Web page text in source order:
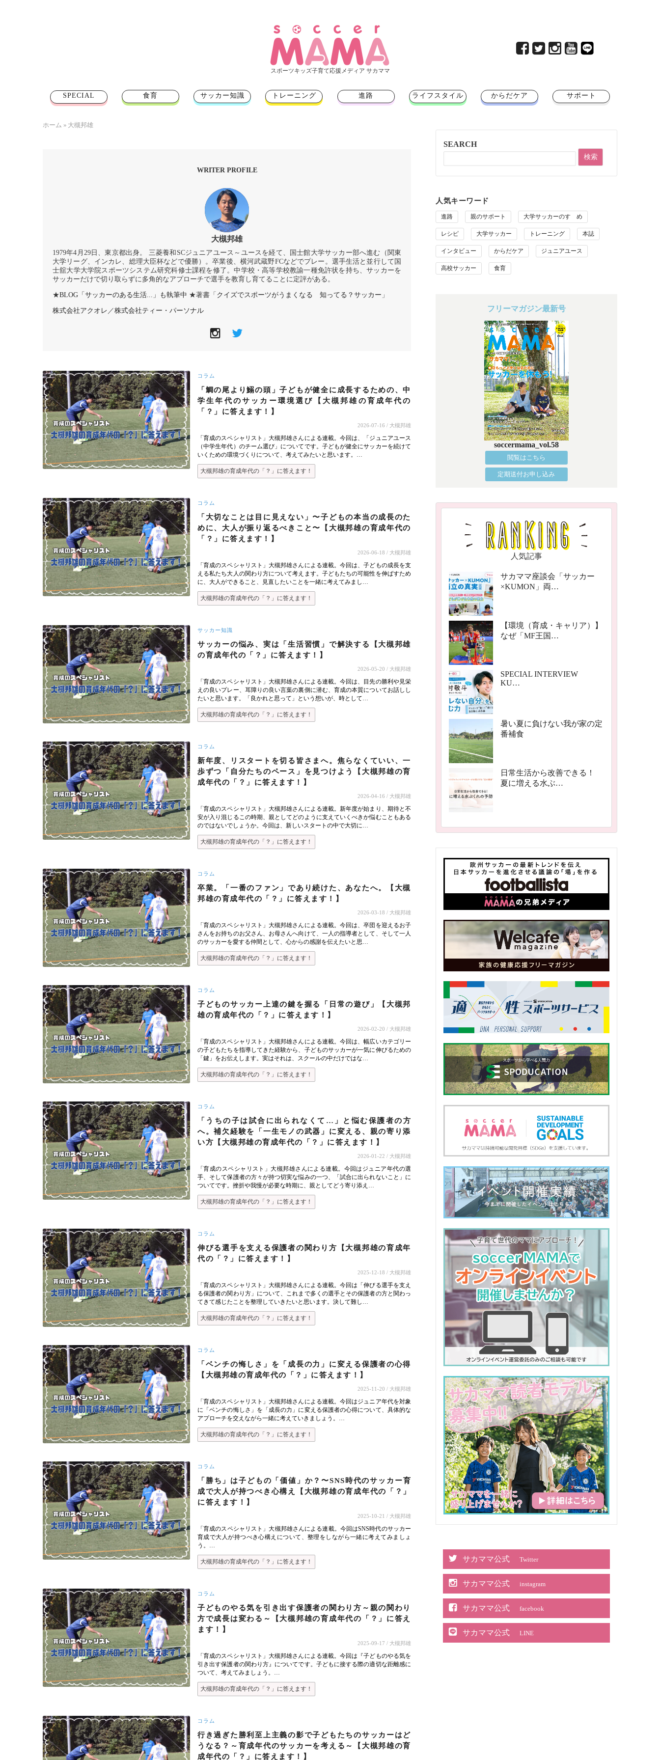
スポーツキッズ子育て応援メディア サカママ
SPECIAL 食育 サッカー知識 トレーニング 進路 ライフスタイル からだケア サポート
ホーム » 大槻邦雄
WRITER PROFILE
大槻邦雄
1979年4月29日、東京都出身。 三菱養和SCジュニアユース～ユースを経て、国士館大学サッカー部へ進む（関東
大学リーグ、インカレ、総理大臣杯などで優勝）。卒業後、横河武蔵野FCなどでプレー。選手生活と並行して国
士舘大学大学院スポーツシステム研究科修士課程を修了。中学校・高等学校教諭一種免許状を持ち、サッカーを
サッカーだけで切り取らずに多角的なアプローチで選手を教育し育てることに定評がある。
★BLOG「サッカーのある生活...」も執筆中 ★著書「 クイズでスポーツがうまくなる 知ってる？サッカー 」
株式会社アクオレ ／株式会社ティー・パーソナル
コラム
「鯛の尾より鰯の頭」子どもが健全に成長するための、中
学生年代のサッカー環境選び【大槻邦雄の育成年代の
「？」に答えます！】
2026-07-16 / 大槻邦雄
「育成のスペシャリスト」大槻邦雄さんによる連載。今回は、「ジュニアユース
（中学生年代）のチーム選び」についてです。子どもが健全にサッカーを続けて
いくための環境づくりについて、考えてみたいと思います。…
大槻邦雄の育成年代の「？」に答えます！
コラム
「大切なことは目に見えない」〜子どもの本当の成長のた
めに、大人が振り返るべきこと〜【大槻邦雄の育成年代の
「？」に答えます！】
2026-06-18 / 大槻邦雄
「育成のスペシャリスト」大槻邦雄さんによる連載。今回は、子どもの成長を支
える私たち大人の関わり方について考えます。子どもたちの可能性を伸ばすため
に、大人ができること、見直したいことを一緒に考えてみまし…
大槻邦雄の育成年代の「？」に答えます！
サッカー知識
サッカーの悩み、実は「生活習慣」で解決する【大槻邦雄
の育成年代の「？」に答えます！】
2026-05-20 / 大槻邦雄
「育成のスペシャリスト」大槻邦雄さんによる連載。今回は、目先の勝利や見栄
えの良いプレー、耳障りの良い言葉の裏側に潜む、育成の本質についてお話しし
たいと思います。「良かれと思って」という想いが、時として…
大槻邦雄の育成年代の「？」に答えます！
コラム
新年度、リスタートを切る皆さまへ。焦らなくていい、一
歩ずつ「自分たちのペース」を見つけよう【大槻邦雄の育
成年代の「？」に答えます！】
2026-04-16 / 大槻邦雄
「育成のスペシャリスト」大槻邦雄さんによる連載。新年度が始まり、期待と不
安が入り混じるこの時期、親としてどのように支えていくべきか悩むこともある
のではないでしょうか。今回は、新しいスタートの中で大切に…
大槻邦雄の育成年代の「？」に答えます！
コラム
卒業。「一番のファン」であり続けた、あなたへ。【大槻
邦雄の育成年代の「？」に答えます！】
2026-03-18 / 大槻邦雄
「育成のスペシャリスト」大槻邦雄さんによる連載。今回は、卒団を迎えるお子
さんをお持ちのお父さん、お母さんへ向けて、一人の指導者として、そして一人
のサッカーを愛する仲間として、心からの感謝を伝えたいと思…
大槻邦雄の育成年代の「？」に答えます！
コラム
子どものサッカー上達の鍵を握る「日常の遊び」【大槻邦
雄の育成年代の「？」に答えます！】
2026-02-20 / 大槻邦雄
「育成のスペシャリスト」大槻邦雄さんによる連載。今回は、幅広いカテゴリー
の子どもたちを指導してきた経験から、子どものサッカーが一気に伸びるための
「鍵」をお伝えします。実はそれは、スクールの中だけではな…
大槻邦雄の育成年代の「？」に答えます！
コラム
「うちの子は試合に出られなくて…」と悩む保護者の方
へ。補欠経験を「一生モノの武器」に変える、親の寄り添
い方【大槻邦雄の育成年代の「？」に答えます！】
2026-01-22 / 大槻邦雄
「育成のスペシャリスト」大槻邦雄さんによる連載。今回はジュニア年代の選
手、そして保護者の方々が持つ切実な悩みの一つ、「試合に出られないこと」に
ついてです。挫折や我慢が必要な時期に、親としてどう寄り添え…
大槻邦雄の育成年代の「？」に答えます！
コラム
伸びる選手を支える保護者の関わり方【大槻邦雄の育成年
代の「？」に答えます！】
2025-12-18 / 大槻邦雄
「育成のスペシャリスト」大槻邦雄さんによる連載。今回は「伸びる選手を支え
る保護者の関わり方」について、これまで多くの選手とその保護者の方と関わっ
てきて感じたことを整理していきたいと思います。決して難し…
大槻邦雄の育成年代の「？」に答えます！
コラム
「ベンチの悔しさ」を「成長の力」に変える保護者の心得
【大槻邦雄の育成年代の「？」に答えます！】
2025-11-20 / 大槻邦雄
「育成のスペシャリスト」大槻邦雄さんによる連載。今回はジュニア年代を対象
に「ベンチの悔しさ」を「成長の力」に変える保護者の心得について、具体的な
アプローチを交えながら一緒に考えていきましょう。…
大槻邦雄の育成年代の「？」に答えます！
コラム
「勝ち」は子どもの「価値」か？〜SNS時代のサッカー育
成で大人が持つべき心構え【大槻邦雄の育成年代の「？」
に答えます！】
2025-10-21 / 大槻邦雄
「育成のスペシャリスト」大槻邦雄さんによる連載。今回はSNS時代のサッカー
育成で大人が持つべき心構えについて、整理をしながら一緒に考えてみましょ
う。…
大槻邦雄の育成年代の「？」に答えます！
コラム
子どものやる気を引き出す保護者の関わり方～親の関わり
方で成長は変わる～【大槻邦雄の育成年代の「？」に答え
ます！】
2025-09-17 / 大槻邦雄
「育成のスペシャリスト」大槻邦雄さんによる連載。今回は『子どものやる気を
引き出す保護者の関わり方』についてです。子どもに接する際の適切な距離感に
ついて、考えてみましょう。…
大槻邦雄の育成年代の「？」に答えます！
コラム
行き過ぎた勝利至上主義の影で子どもたちのサッカーはど
うなる？～育成年代のサッカーを考える～【大槻邦雄の育
成年代の「？」に答えます！】
SEARCH
人気キーワード
進路 親のサポート 大学サッカーのすゝめ
レシピ 大学サッカー トレーニング 本誌
インタビュー からだケア ジュニアユース
高校サッカー 食育
フリーマガジン最新号
soccermama_vol.58
閲覧はこちら
定期送付お申し込み
人気記事
サカママ座談会「サッカー
×KUMON」両…
【環境（育成・キャリア）】
なぜ「MF王国…
SPECIAL INTERVIEW
KU…
暑い夏に負けない我が家の定
番補食
日常生活から改善できる！
夏に増える水ぶ…
サカママ公式 Twitter
サカママ公式 instagram
サカママ公式 facebook
サカママ公式 LINE